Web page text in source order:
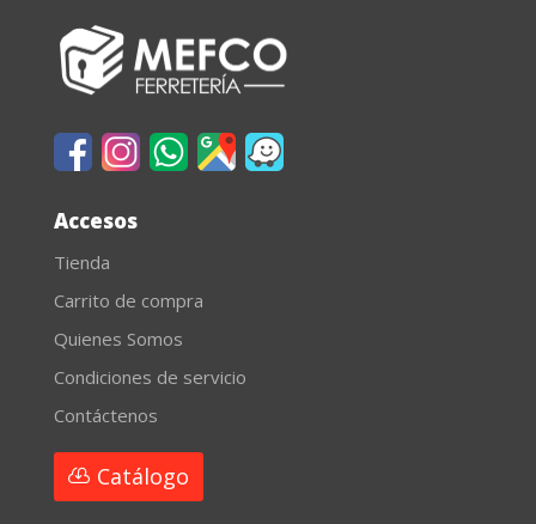
Accesos
Tienda
Carrito de compra
Quienes Somos
Condiciones de servicio
Contáctenos
Catálogo